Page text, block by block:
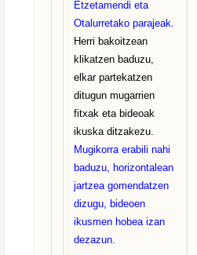
Etzetamendi eta
Otalurretako parajeak.
Herri bakoitzean
klikatzen baduzu,
elkar partekatzen
ditugun mugarrien
fitxak eta bideoak
ikuska ditzakezu.
Mugikorra erabili nahi
baduzu, horizontalean
jartzea gomendatzen
dizugu, bideoen
ikusmen hobea izan
dezazun.